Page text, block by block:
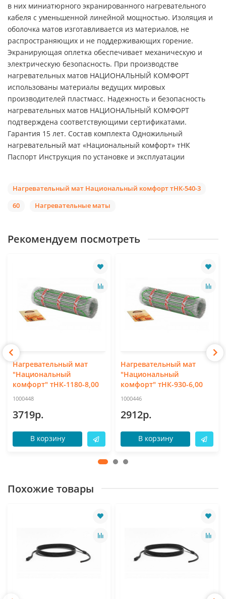
в них миниатюрного экранированного нагревательного
кабеля с уменьшенной линейной мощностью. Изоляция и
оболочка матов изготавливается из материалов, не
распространяющих и не поддерживающих горение.
Экранирующая оплетка обеспечивает механическую и
электрическую безопасность. При производстве
нагревательных матов НАЦИОНАЛЬНЫЙ КОМФОРТ
использованы материалы ведущих мировых
производителей пластмасс. Надежность и безопасность
нагревательных матов НАЦИОНАЛЬНЫЙ КОМФОРТ
подтверждена соответствующими сертификатами.
Гарантия 15 лет. Состав комплекта Одножильный
нагревательный мат «Национальный комфорт» тНК
Паспорт Инструкция по установке и эксплуатации
Нагревательный мат Национальный комфорт тНК-540-3
60
Нагревательные маты
Рекомендуем посмотреть
Нагревательный мат
"Национальный
комфорт" тНК-1180-8,00
1000448
3719р.
В корзину
Нагревательный мат
"Национальный
комфорт" тНК-930-6,00
1000446
2912р.
В корзину
Похожие товары